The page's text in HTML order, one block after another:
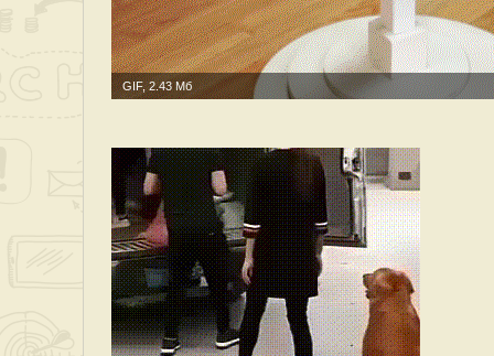
GIF, 2.43 Мб